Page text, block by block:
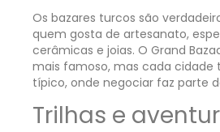
Os bazares turcos são
quem gosta de artesanato,
cerâmicas e joias. O Grand
mais famoso, mas cada cidade
típico, onde negociar faz parte
Trilhas e